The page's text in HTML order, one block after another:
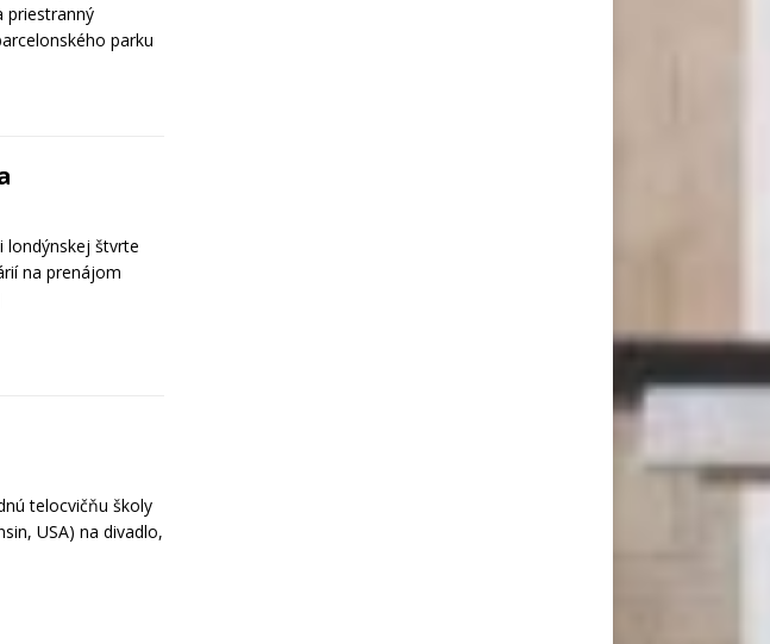
priestranný
parku
londýnskej štvrte
na prenájom
telocvičňu školy
USA) na divadlo,